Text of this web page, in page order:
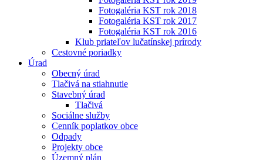
Fotogaléria KST rok 2018
Fotogaléria KST rok 2017
Fotogaléria KST rok 2016
Klub priateľov lučatínskej prírody
Cestovné poriadky
Úrad
Obecný úrad
Tlačivá na stiahnutie
Stavebný úrad
Tlačivá
Sociálne služby
Cenník poplatkov obce
Odpady
Projekty obce
Územný plán